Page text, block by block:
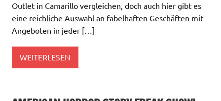
Outlet in Camarillo vergleichen, doch auch hier gibt es
eine reichliche Auswahl an fabelhaften Geschäften mit
Angeboten in jeder […]
WEITERLESEN